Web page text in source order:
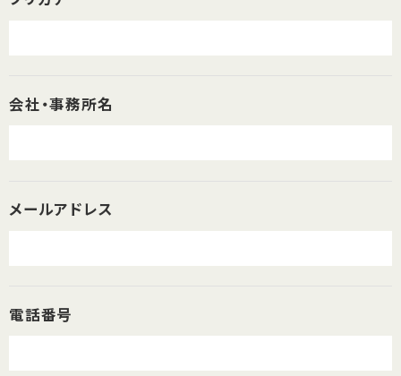
会社・事務所名
メールアドレス
電話番号